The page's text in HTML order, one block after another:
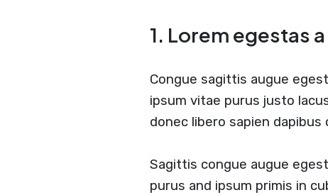
1. Lorem egestas
Congue sagittis augue
ipsum vitae purus justo
donec libero sapien
Sagittis congue augue
purus and ipsum primis in